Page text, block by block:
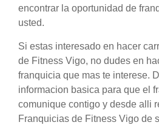
encontrar la oportunidad de
usted.
Si estas interesado en hacer
de Fitness Vigo, no dudes en
franquicia que mas te interese.
informacion basica para que el
comunique contigo y desde alli
Franquicias de Fitness Vigo de